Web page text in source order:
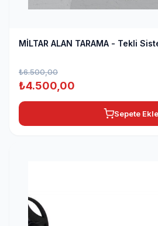
MİLTAR ALAN TARAMA - Tekli
₺6.500,00
Orijinal
fiyat:
₺6.500,00.
₺4.500,00
andaki
Sepete Ekle